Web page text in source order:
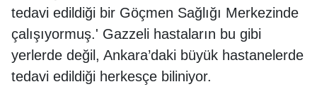
tedavi edildiği bir Göçmen Sağlığı Merkezinde
çalışıyormuş.' Gazzeli hastaların bu gibi
yerlerde değil, Ankara’daki büyük hastanelerde
tedavi edildiği herkesçe biliniyor.